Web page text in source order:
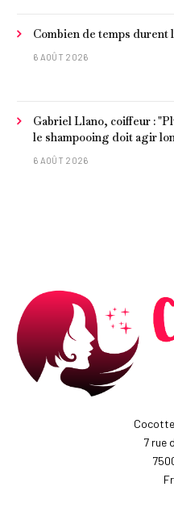
Combien de temps
6 AOÛT 2026
Gabriel Llano, coiffeur :
le shampooing doit agir
laisser entre 1 et 3 minutes."
6 AOÛT 2026
7 rue